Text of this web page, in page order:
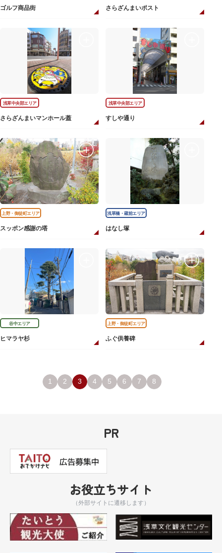
ゴルフ商品街 さらざんまいポスト
浅草中央部エリア
さらざんまいマンホール蓋
浅草中央部エリア
すしや通り
上野・御徒町エリア
スッポン感謝の塔
浅草橋・蔵前エリア
はなし塚
谷中エリア
ヒマラヤ杉
上野・御徒町エリア
ふぐ供養碑
1 2 3 4 5 6 7 8
PR
お役立ちサイト
（外部サイトに遷移します）